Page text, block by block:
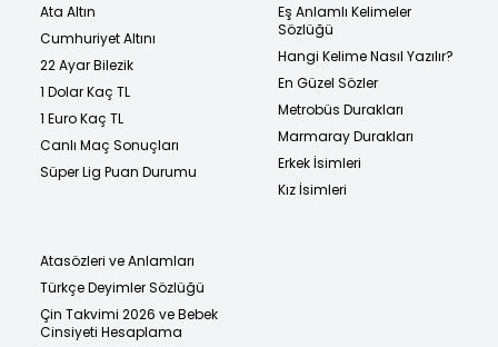
Ata Altın
Cumhuriyet Altını
22 Ayar Bilezik
1 Dolar Kaç TL
1 Euro Kaç TL
Canlı Maç Sonuçları
Süper Lig Puan Durumu
Eş Anlamlı Kelimeler
Sözlüğü
Hangi Kelime Nasıl Yazılır?
En Güzel Sözler
Metrobüs Durakları
Marmaray Durakları
Erkek İsimleri
Kız İsimleri
Atasözleri ve Anlamları
Türkçe Deyimler Sözlüğü
Çin Takvimi 2026 ve Bebek
Cinsiyeti Hesaplama